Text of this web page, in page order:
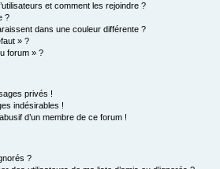
et comment les rejoindre ?
?
dans une couleur différente ?
» ?
forum » ?
privés !
indésirables !
d’un membre de ce forum !
?